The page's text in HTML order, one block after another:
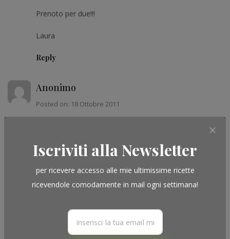
Iscriviti alla Newsletter
per ricevere accesso alle mie ultimissime ricette
ricevendole comodamente in mail ogni settimana!
Prenoto per due!!!
Laura
Reply
Anonimo
Posted on: 18 Ottobre 2011
Spero di riverdervi presto!
Laura e Andrea
**stefycunsy**